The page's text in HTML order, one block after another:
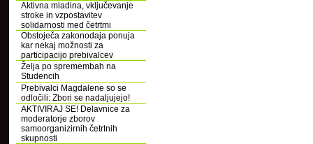
Aktivna mladina, vključevanje
stroke in vzpostavitev
solidarnosti med četrtmi
Obstoječa zakonodaja ponuja
kar nekaj možnosti za
participacijo prebivalcev
Želja po spremembah na
Studencih
Prebivalci Magdalene so se
odločili: Zbori se nadaljujejo!
AKTIVIRAJ SE! Delavnice za
moderatorje zborov
samoorganizirnih četrtnih
skupnosti